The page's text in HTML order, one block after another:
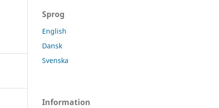
Sprog
English
Dansk
Svenska
Information